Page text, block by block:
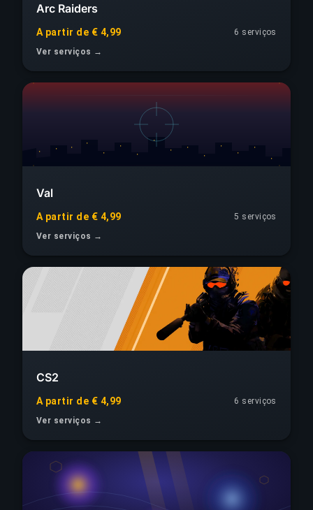
Arc Raiders
A partir de € 4,99
6 serviços
Ver serviços →
Val
A partir de € 4,99
5 serviços
Ver serviços →
CS2
A partir de € 4,99
6 serviços
Ver serviços →